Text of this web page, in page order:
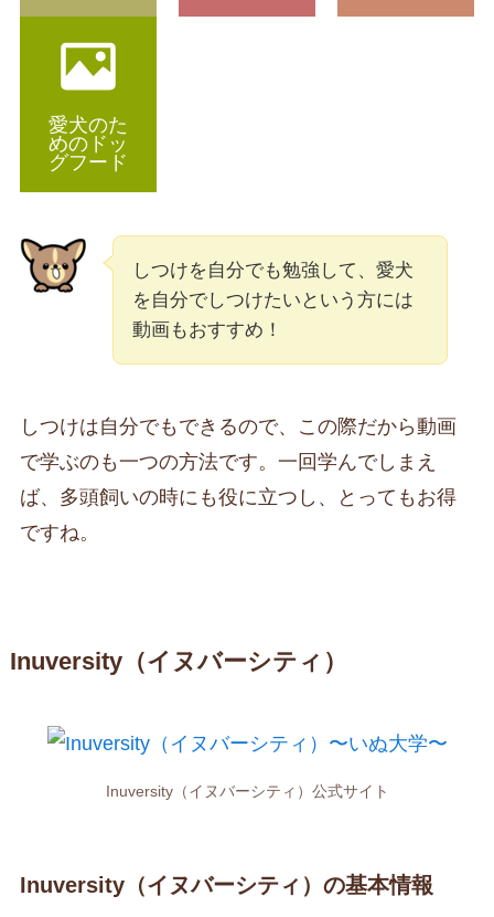
愛犬のた
めのドッ
グフード
しつけを自分でも勉強して、愛犬
を自分でしつけたいという方には
動画もおすすめ！
しつけは自分でもできるので、この際だから動画
で学ぶのも一つの方法です。一回学んでしまえ
ば、多頭飼いの時にも役に立つし、とってもお得
ですね。
Inuversity（イヌバーシティ）
Inuversity（イヌバーシティ）公式サイト
Inuversity（イヌバーシティ）の基本情報